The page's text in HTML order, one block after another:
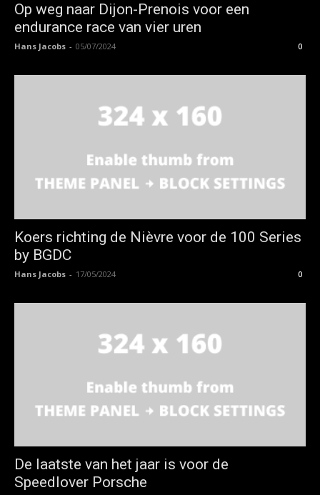
Op weg naar Dijon-Prenois voor een
endurance race van vier uren
Hans Jacobs - 05/07/2024 0
Koers richting de Nièvre voor de 100 Series
by BGDC
Hans Jacobs - 17/05/2024 0
De laatste van het jaar is voor de
Speedlover Porsche